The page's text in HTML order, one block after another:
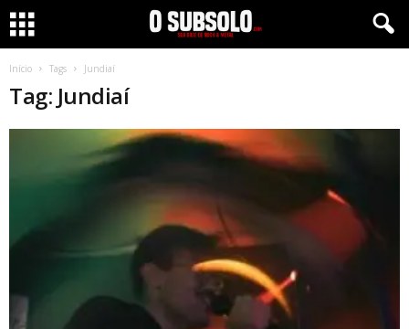
Início Tags Jundiaí
Tag: Jundiaí